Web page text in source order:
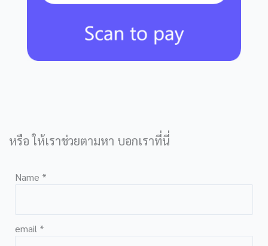
หรือ ให้เราช่วยตามหา บอกเราที่นี่
Name *
email *